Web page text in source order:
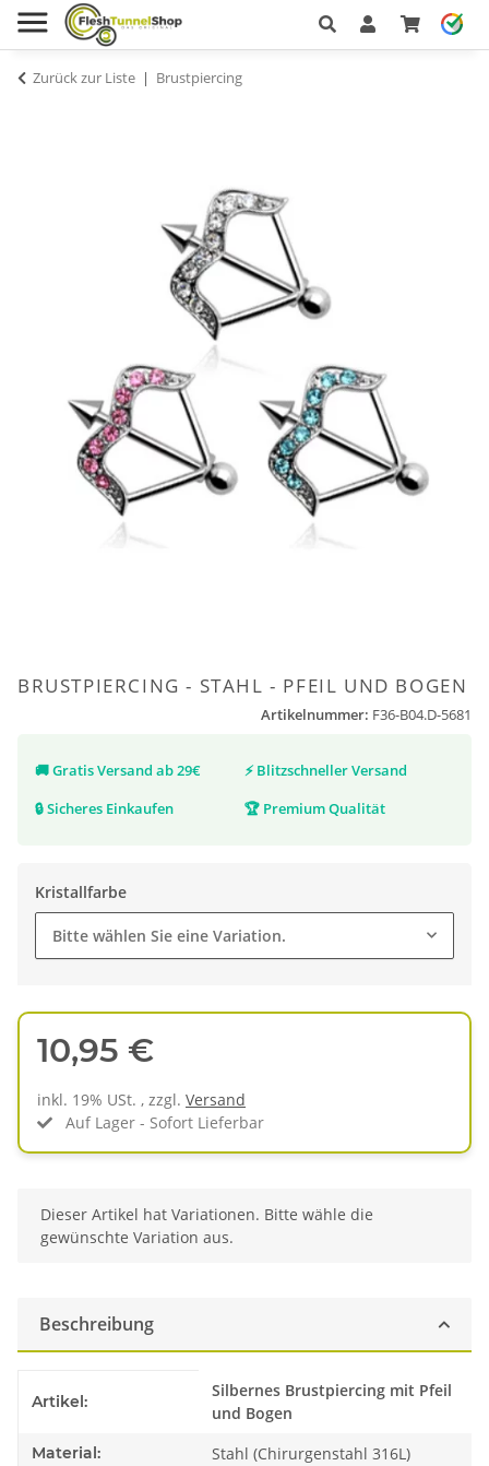
Zurück zur Liste Brustpiercing
BRUSTPIERCING - STAHL - PFEIL UND BOGEN
Artikelnummer: F36-B04.D-5681
🚚Gratis Versand ab 29€ ⚡ Blitzschneller Versand
🔒Sicheres Einkaufen 🏆 Premium Qualität
Kristallfarbe
Bitte wählen Sie eine Variation.
10,95 €
inkl. 19% USt. , zzgl. Versand
Auf Lager - Sofort Lieferbar
x
Dieser Artikel hat Variationen. Bitte wähle die
gewünschte Variation aus.
Beschreibung
Artikel:
Silbernes Brustpiercing mit Pfeil
und Bogen
Material: Stahl (Chirurgenstahl 316L)